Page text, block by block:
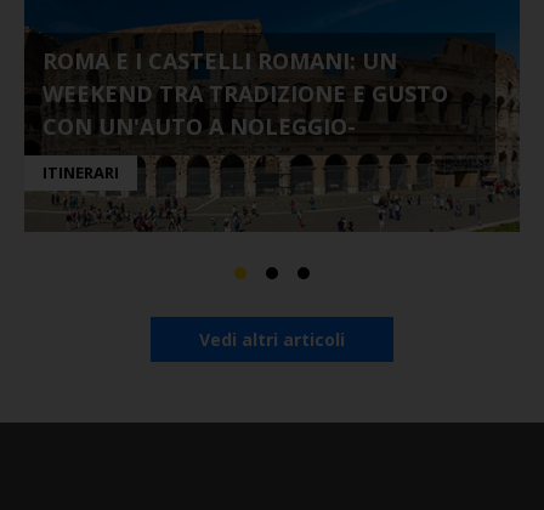
ROMA E I CASTELLI ROMANI: UN
WEEKEND TRA TRADIZIONE E GUSTO
CON UN'AUTO A NOLEGGIO-
ITINERARI
Vedi altri articoli